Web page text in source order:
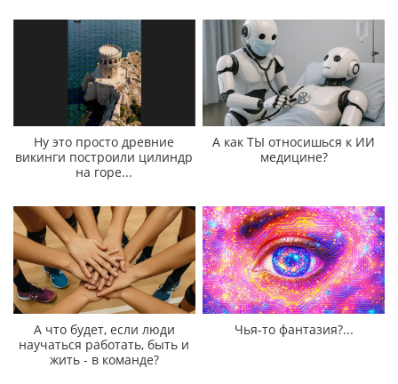
Ну это просто древние
викинги построили цилиндр
на горе...
А как ТЫ относишься к ИИ
медицине?
А что будет, если люди
научаться работать, быть и
жить - в команде?
Чья-то фантазия?...